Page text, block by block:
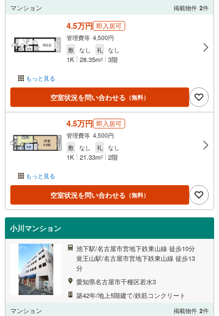
マンション
掲載物件 2件
もっと見る
4.5万円 即入居可
管理費等 4,500円
敷
なし 礼 なし
1K 28.35m2 3階
空室状況を問い合わせる （無料）
もっと見る
4.5万円 即入居可
管理費等 4,500円
敷
なし 礼 なし
1K 21.33m2 2階
空室状況を問い合わせる （無料）
小川マンション
池下駅/名古屋市営地下鉄東山線 徒歩10分
覚王山駅/名古屋市営地下鉄東山線 徒歩13
分
愛知県名古屋市千種区若水3
築42年/地上5階建て/鉄筋コンクリート
マンション
掲載物件 2件